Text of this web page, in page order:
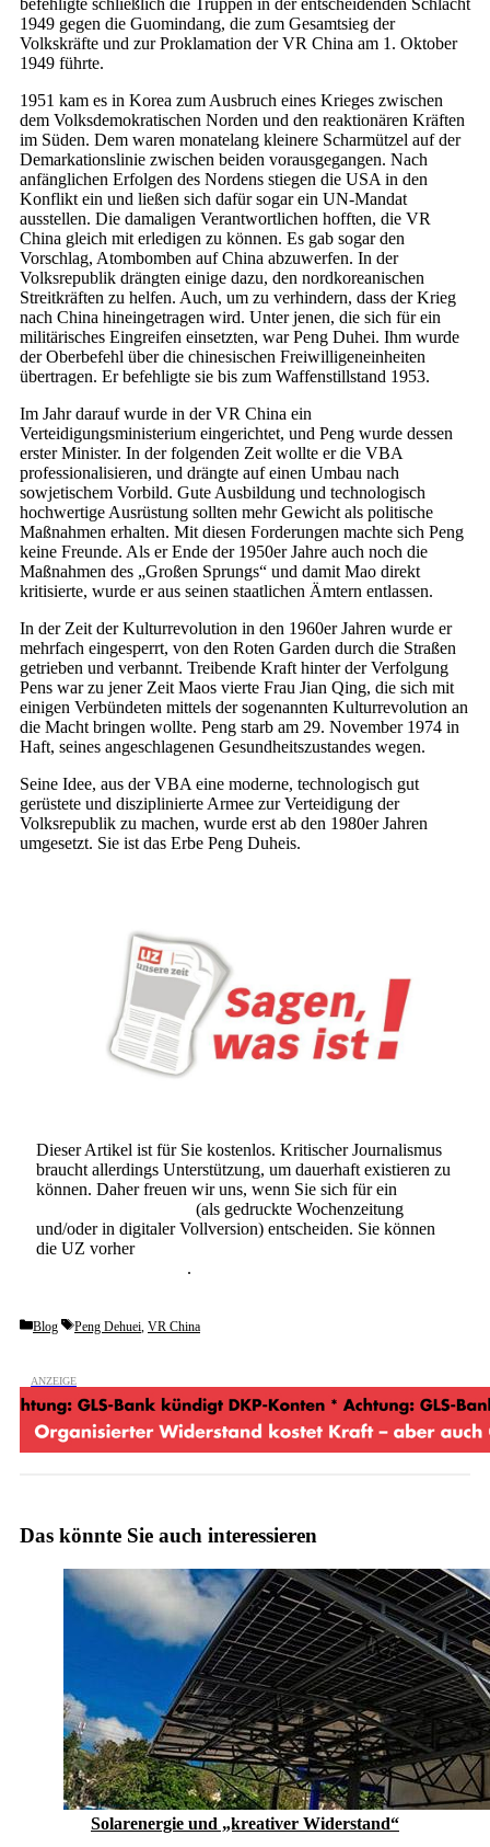
befehligte schließlich die Truppen in der entscheidenden Schlacht
1949 gegen die Guomindang, die zum Gesamtsieg der
Volkskräfte und zur Proklamation der VR China am 1. Oktober
1949 führte.
1951 kam es in Korea zum Ausbruch eines Krieges zwischen
dem Volksdemokratischen Norden und den reaktionären Kräften
im Süden. Dem waren monatelang kleinere Scharmützel auf der
Demarkationslinie zwischen beiden vorausgegangen. Nach
anfänglichen Erfolgen des Nordens stiegen die USA in den
Konflikt ein und ließen sich dafür sogar ein UN-Mandat
ausstellen. Die damaligen Verantwortlichen hofften, die VR
China gleich mit erledigen zu können. Es gab sogar den
Vorschlag, Atombomben auf China abzuwerfen. In der
Volksrepublik drängten einige dazu, den nordkoreanischen
Streitkräften zu helfen. Auch, um zu verhindern, dass der Krieg
nach China hineingetragen wird. Unter jenen, die sich für ein
militärisches Eingreifen einsetzten, war Peng Duhei. Ihm wurde
der Oberbefehl über die chinesischen Freiwilligeneinheiten
übertragen. Er befehligte sie bis zum Waffenstillstand 1953.
Im Jahr darauf wurde in der VR China ein
Verteidigungsministerium eingerichtet, und Peng wurde dessen
erster Minister. In der folgenden Zeit wollte er die VBA
professionalisieren, und drängte auf einen Umbau nach
sowjetischem Vorbild. Gute Ausbildung und technologisch
hochwertige Ausrüstung sollten mehr Gewicht als politische
Maßnahmen erhalten. Mit diesen Forderungen machte sich Peng
keine Freunde. Als er Ende der 1950er Jahre auch noch die
Maßnahmen des „Großen Sprungs“ und damit Mao direkt
kritisierte, wurde er aus seinen staatlichen Ämtern entlassen.
In der Zeit der Kulturrevolution in den 1960er Jahren wurde er
mehrfach eingesperrt, von den Roten Garden durch die Straßen
getrieben und verbannt. Treibende Kraft hinter der Verfolgung
Pens war zu jener Zeit Maos vierte Frau Jian Qing, die sich mit
einigen Verbündeten mittels der sogenannten Kulturrevolution an
die Macht bringen wollte. Peng starb am 29. November 1974 in
Haft, seines angeschlagenen Gesundheitszustandes wegen.
Seine Idee, aus der VBA eine moderne, technologisch gut
gerüstete und disziplinierte Armee zur Verteidigung der
Volksrepublik zu machen, wurde erst ab den 1980er Jahren
umgesetzt. Sie ist das Erbe Peng Duheis.
Dieser Artikel ist für Sie kostenlos. Kritischer Journalismus
braucht allerdings Unterstützung, um dauerhaft existieren zu
können. Daher freuen wir uns, wenn Sie sich für ein
(als gedruckte Wochenzeitung
und/oder in digitaler Vollversion) entscheiden. Sie können
die UZ vorher
.
Categories
Blog Tags
Peng Dehuei, VR China
Das könnte Sie auch interessieren
Solarenergie und „kreativer Widerstand“